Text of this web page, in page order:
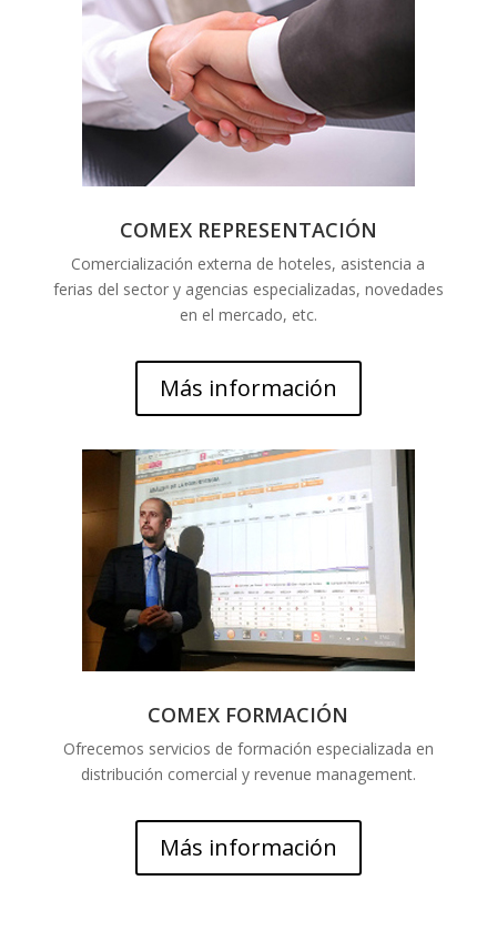
COMEX REPRESENTACIÓN
Comercialización externa de hoteles, asistencia a
ferias del sector y agencias especializadas, novedades
en el mercado, etc.
Más información
COMEX FORMACIÓN
Ofrecemos servicios de formación especializada en
distribución comercial y revenue management.
Más información